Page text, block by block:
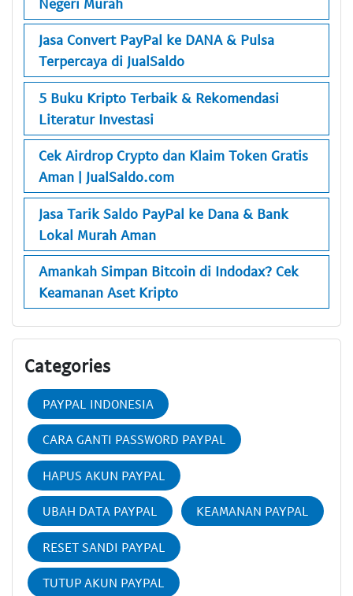
Jasa Convert PayPal ke DANA & Pulsa
Terpercaya di JualSaldo
5 Buku Kripto Terbaik & Rekomendasi
Literatur Investasi
Cek Airdrop Crypto dan Klaim Token Gratis
Aman | JualSaldo.com
Jasa Tarik Saldo PayPal ke Dana & Bank
Lokal Murah Aman
Amankah Simpan Bitcoin di Indodax? Cek
Keamanan Aset Kripto
Categories
PAYPAL INDONESIA
CARA GANTI PASSWORD PAYPAL
HAPUS AKUN PAYPAL
UBAH DATA PAYPAL KEAMANAN PAYPAL
RESET SANDI PAYPAL
TUTUP AKUN PAYPAL